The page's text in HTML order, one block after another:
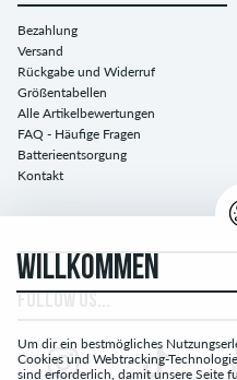
Bezahlung
Versand
Rückgabe und Widerruf
Größentabellen
Alle Artikelbewertungen
FAQ - Häufige Fragen
Batterieentsorgung
Kontakt
WILLKOMMEN
Um dir ein bestmögliches
Cookies und Webtracking-
sind erforderlich, damit unsere Seite